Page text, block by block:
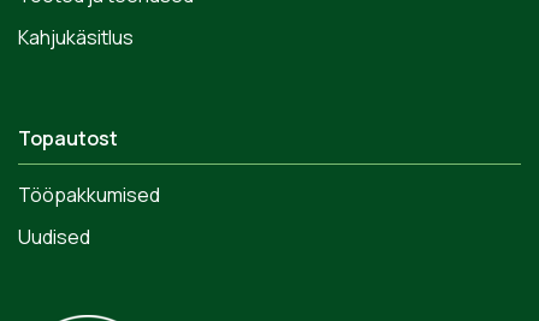
Kahjukäsitlus
Topautost
Tööpakkumised
Uudised